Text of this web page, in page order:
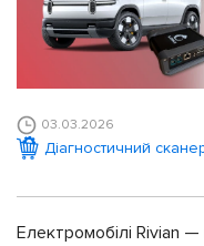
03.03.2026
Діагностичний
Електромобілі Rivian —